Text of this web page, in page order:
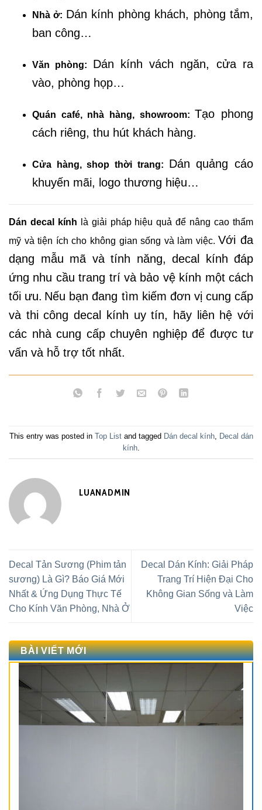
Nhà ở: Dán kính phòng khách, phòng tắm,
ban công…
Văn phòng:
Dán kính vách ngăn, cửa ra
vào, phòng họp…
Quán café, nhà hàng, showroom: Tạo phong
cách riêng, thu hút khách hàng.
Cửa hàng, shop thời trang:
Dán quảng cáo
khuyến mãi, logo thương hiệu…
Dán decal kính là giải pháp hiệu quả để nâng cao thẩm
mỹ và tiện ích cho không gian sống và làm việc. Với đa
dạng mẫu mã và tính năng, decal kính đáp
ứng nhu cầu trang trí và bảo vệ kính một cách
tối ưu. Nếu bạn đang tìm kiếm đơn vị cung cấp
và thi công decal kính uy tín, hãy liên hệ với
các nhà cung cấp chuyên nghiệp để được tư
vấn và hỗ trợ tốt nhất.
This entry was posted in Top Listand tagged Dán decal kính, Decal dán
kính.
LUANADMIN
Decal Tản Sương (Phim tản
sương) Là Gì? Báo Giá Mới
Nhất & Ứng Dụng Thực Tế
Cho Kính Văn Phòng, Nhà Ở
Decal Dán Kính: Giải Pháp
Trang Trí Hiện Đại Cho
Không Gian Sống và Làm
Việc
BÀI VIẾT MỚI